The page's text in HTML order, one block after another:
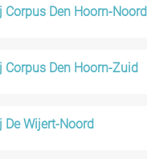
Den Hoorn-Noord
Corpus Den Hoorn-Zuid
Wijert-Noord